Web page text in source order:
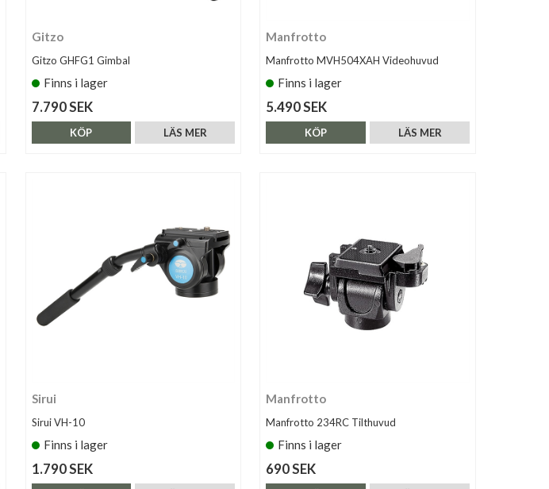
Gitzo
Gitzo GHFG1 Gimbal
Finns i lager
7.790 SEK
LÄS MER
KÖP
Manfrotto
Manfrotto MVH504XAH Videohuvud
Finns i lager
5.490 SEK
LÄS MER
KÖP
Sirui
Sirui VH-10
Finns i lager
1.790 SEK
Manfrotto
Manfrotto 234RC Tilthuvud
Finns i lager
690 SEK